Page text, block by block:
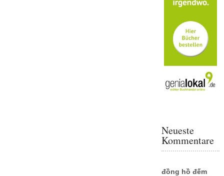
Neueste
Kommentare
đồng hồ đếm